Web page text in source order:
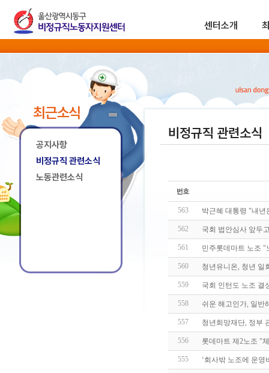
센터소개
최근소식
공지사항
비정규직 관련소식
노동관련소식
비정규직 관련소식
563 박근혜 대통령 "내
562 국회 법안심사 앞두
561 민주롯데마트 노조
560 청년유니온, 청년
559 국회 인턴도 노조 결
558 쉬운 해고인가, 일반
557 청년희망재단, 정부
556 롯데마트 제2노조 "
555 ‘회사밖 노조에 운